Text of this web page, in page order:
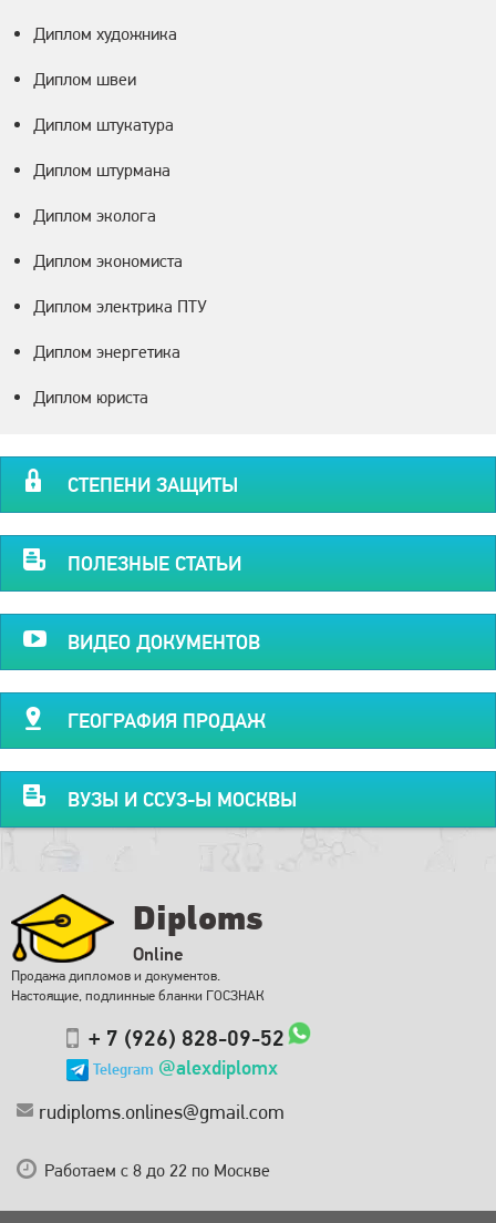
Диплом художника
Диплом швеи
Диплом штукатура
Диплом штурмана
Диплом эколога
Диплом экономиста
Диплом электрика ПТУ
Диплом энергетика
Диплом юриста
СТЕПЕНИ ЗАЩИТЫ
ПОЛЕЗНЫЕ СТАТЬИ
ВИДЕО ДОКУМЕНТОВ
ГЕОГРАФИЯ ПРОДАЖ
ВУЗЫ И ССУЗ-Ы МОСКВЫ
Diploms
Online
Продажа дипломов и документов.
Настоящие, подлинные бланки ГОСЗНАК
+ 7 (926) 828-09-52
Telegram @alexdiplomx
rudiploms.onlines@gmail.com
Работаем с 8 до 22 по Москве